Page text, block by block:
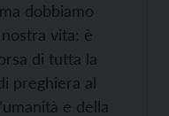
dobbiamo
vita: è
di tutta la
preghiera al
e della